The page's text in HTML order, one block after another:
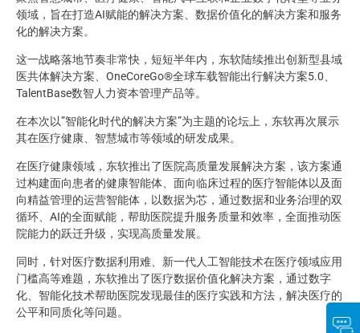
领域，旨在打造AI赋能的解决方案、数据价值化的解决方案和服务
化的解决方案。
这一战略落地节奏非常快，短短半年内，东软陆续推出创新型县域
医共体解决方案、OneCoreGo®全球车载智能出行解决方案5.0、
TalentBase数智人力资本管理产品等。
在本次以”智能化时代的解决方案”为主题的论坛上，东软再次展示
其在医疗健康、智慧城市等领域的研发成果。
在医疗健康领域，东软推出了医院高质量发展解决方案，该方案通
过构建面向患者的健康智能体、面向临床过程的医疗智能体以及面
向精益管理的运营智能体，以数据为芯，通过数据和业务治理的双
循环、AI的全面赋能，帮助医院提升服务质量和效率，全面推动医
院能力的跃迁升级，实现高质量发展。
同时，针对医疗数据利用难、新一代人工智能技术在医疗领域应用
门槛高等难题，东软推出了医疗数据价值化解决方案，通过数字
化、智能化技术帮助医院发现最佳的医疗实践和方法，解决医疗的
公平和同质化等问题。